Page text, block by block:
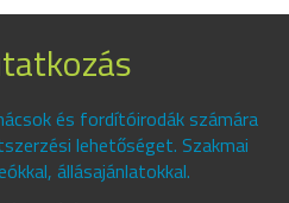
és fordítóirodák számára
lehetőséget. Szakmai
állásajánlatokkal.